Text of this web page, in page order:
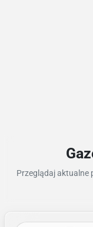
Przeglądaj aktualne